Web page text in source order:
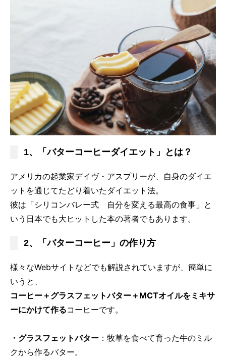
1、「バターコーヒーダイエット」とは？
アメリカの起業家デイヴ・アスプリーが、自身のダイエ
ットを通じてたどり着いたダイエット法。
彼は「シリコンバレー式 自分を変える最高の食事」と
いう日本でも大ヒットした本の著者でもあります。
2、「バターコーヒー」の作り方
様々なWebサイトなどでも解説されていますが、簡単に
いうと、
コーヒー＋グラスフェットバター＋MCTオイルをミキサ
ーにかけて作るコーヒーです。
・グラスフェットバター ：牧草を食べて育った牛のミル
クから作るバター。